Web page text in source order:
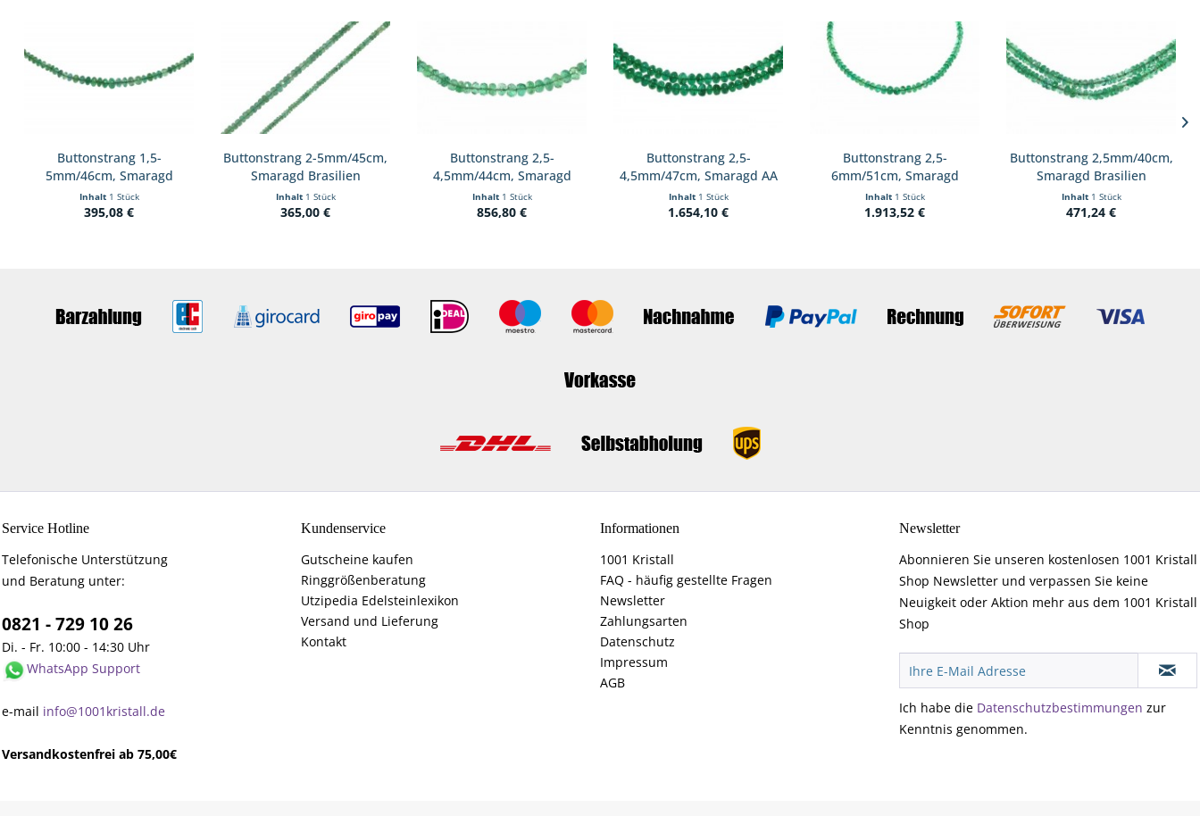
Buttonstrang 1,5-
5mm/46cm, Smaragd
Brasilien
Inhalt 1 Stück
395,08 €
Buttonstrang 2-5mm/45cm,
Smaragd Brasilien
Inhalt 1 Stück
365,00 €
Buttonstrang 2,5-
4,5mm/44cm, Smaragd
Brasilien
Inhalt 1 Stück
856,80 €
Buttonstrang 2,5-
4,5mm/47cm, Smaragd AA
Inhalt 1 Stück
1.654,10 €
Buttonstrang 2,5-
6mm/51cm, Smaragd
Brasilien
Inhalt 1 Stück
1.913,52 €
Buttonstrang 2,5mm/40cm,
Smaragd Brasilien
Inhalt 1 Stück
471,24 €
Service Hotline
Telefonische Unterstützung
und Beratung unter:
0821 - 729 10 26
Di. - Fr. 10:00 - 14:30 Uhr
WhatsApp Support
e-mail info@1001kristall.de
Versandkostenfrei ab 75,00€
Kundenservice
Gutscheine kaufen
Ringgrößenberatung
Utzipedia Edelsteinlexikon
Versand und Lieferung
Kontakt
Informationen
1001 Kristall
FAQ - häufig gestellte Fragen
Newsletter
Zahlungsarten
Datenschutz
Impressum
AGB
Newsletter
Abonnieren Sie unseren kostenlosen 1001 Kristall
Shop Newsletter und verpassen Sie keine
Neuigkeit oder Aktion mehr aus dem 1001 Kristall
Shop
Ich habe die Datenschutzbestimmungen zur
Kenntnis genommen.